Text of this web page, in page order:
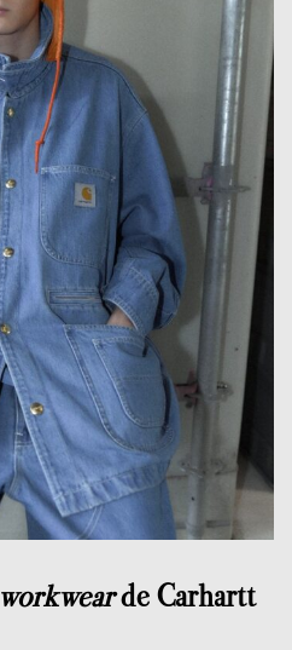
workwearde Carhartt